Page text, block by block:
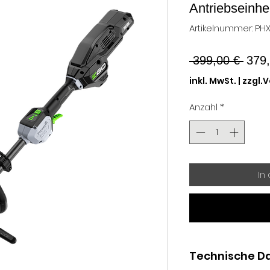
Artikelnummer:
399,00 €
inkl. MwSt. |
Anzahl *
In
Technische